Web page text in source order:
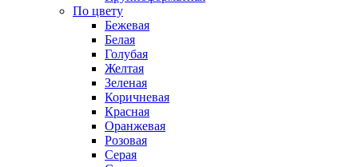
По цвету
Бежевая
Белая
Голубая
Желтая
Зеленая
Коричневая
Красная
Оранжевая
Розовая
Серая